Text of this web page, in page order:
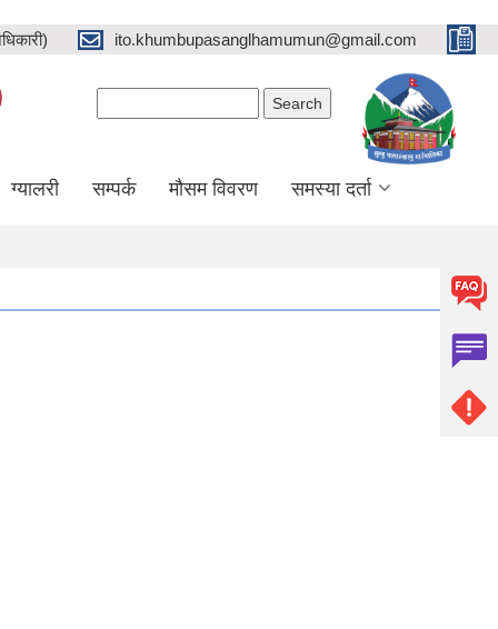
ito.khumbupasanglhamumun@gmail.com
ग्यालरी सम्पर्क मौसम विवरण समस्या दर्ता